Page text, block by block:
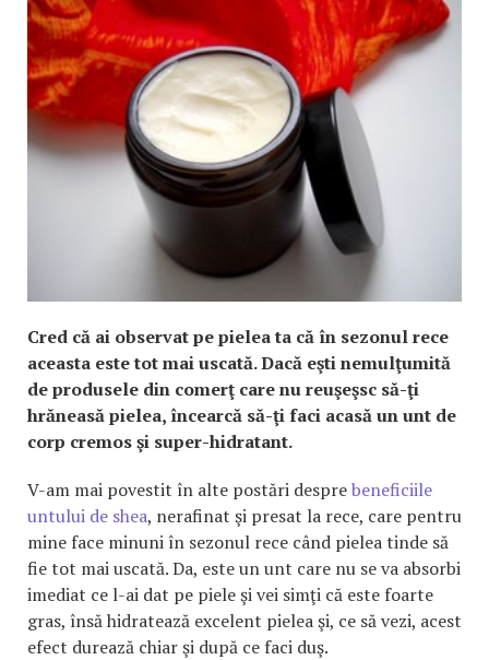
Cred că ai observat pe pielea ta că în sezonul rece
aceasta este tot mai uscată. Dacă eşti nemulţumită
de produsele din comerţ care nu reuşeşsc să-ţi
hrăneasă pielea, încearcă să-ţi faci acasă un unt de
corp cremos şi super-hidratant.
V-am mai povestit în alte postări desprebeneficiile
untului de shea, nerafinat şi presat la rece, care pentru
mine face minuni în sezonul rece când pielea tinde să
fie tot mai uscată. Da, este un unt care nu se va absorbi
imediat ce l-ai dat pe piele şi vei simţi că este foarte
gras, însă hidratează excelent pielea şi, ce să vezi, acest
efect durează chiar şi după ce faci duş.